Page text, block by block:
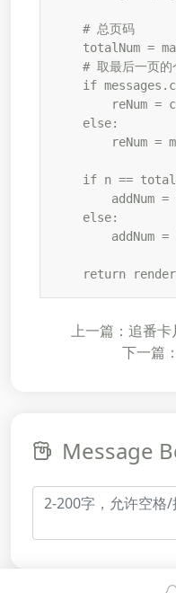
    # 总页码
totalNum =
# 取最后一页的
if
reNum =
    else:
reNum =
if n ==
addNum =
    else:
addNum =
return
上一篇：追番
下一篇
Message